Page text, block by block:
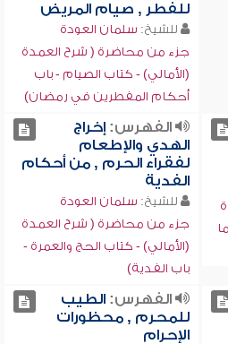
للفطر , صيام المريض
للشيخ: سلمان العودة
جزء من محاضرة ( شرح العمدة
(الأمالي) - كتاب الصيام - باب
أحكام المفطرين في رمضان)
الفهرس:إخراج
الهدي والإطعام
لفقراء الحرم , من أحكام
الفدية
للشيخ: سلمان العودة
جزء من محاضرة ( شرح العمدة
(الأمالي) - كتاب الحج والعمرة -
باب الفدية)
الفهرس:الطيب
للمحرم , محظورات
الإحرام